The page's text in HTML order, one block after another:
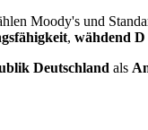
Moody's und
, wähdend D
Deutschland als